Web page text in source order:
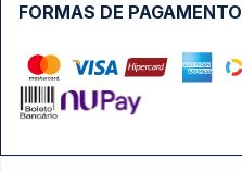
FORMAS DE PAGAMENTO